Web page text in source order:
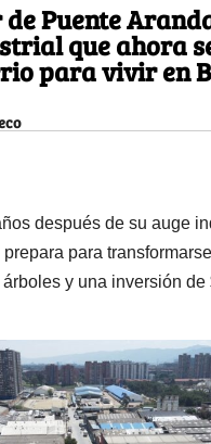
Puente
que ahora
para vivir en
después de su auge
para
y una inversión de